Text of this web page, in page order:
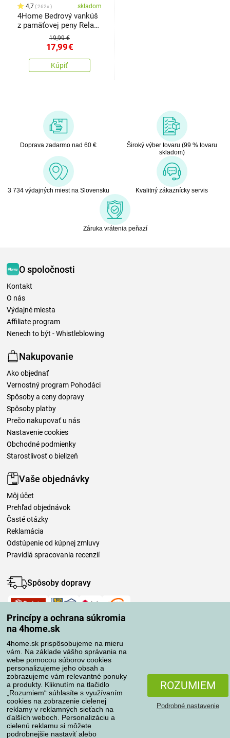
Princípy a ochrana súkromia
na 4home.sk
4home.sk prispôsobujeme na mieru
vám. Na základe vášho správania na
webe pomocou súborov cookies
personalizujeme jeho obsah a
zobrazujeme vám relevantné ponuky
a produkty. Kliknutím na tlačidlo
„Rozumiem“ súhlasíte s využívaním
cookies na zobrazenie cielenej
reklamy v reklamných sieťach na
ďalších weboch. Personalizáciu a
cielenú reklamu si môžete
podrobnejšie nastaviť alebo
ROZUMIEM
Podrobné nastavenie
4,7 262x skladom
4Home Bedrový vankúš
z pamäťovej peny Relax,
40 x 35 x 12,5 cm
19,99 €
17,99€
Kúpiť
Doprava zadarmo nad 60 €
Široký výber tovaru (99 % tovaru
skladom)
3 734 výdajných miest na Slovensku Kvalitný zákaznícky servis
Záruka vrátenia peňazí
O spoločnosti
Kontakt
O nás
Výdajné miesta
Affiliate program
Nenech to být - Whistleblowing
Nakupovanie
Ako objednať
Vernostný program Pohodáci
Spôsoby a ceny dopravy
Spôsoby platby
Prečo nakupovať u nás
Nastavenie cookies
Obchodné podmienky
Starostlivosť o bielizeň
Vaše objednávky
Môj účet
Prehľad objednávok
Časté otázky
Reklamácia
Odstúpenie od kúpnej zmluvy
Pravidlá spracovania recenzií
Spôsoby dopravy
Spôsoby platby
Spoľahlivý obchod